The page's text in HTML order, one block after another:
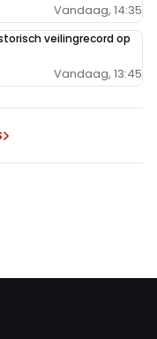
Vandaag, 14:35
veilingrecord op
Vandaag, 13:45